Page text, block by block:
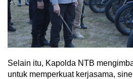
Selain itu, Kapolda NTB
untuk memperkuat kerjasama,